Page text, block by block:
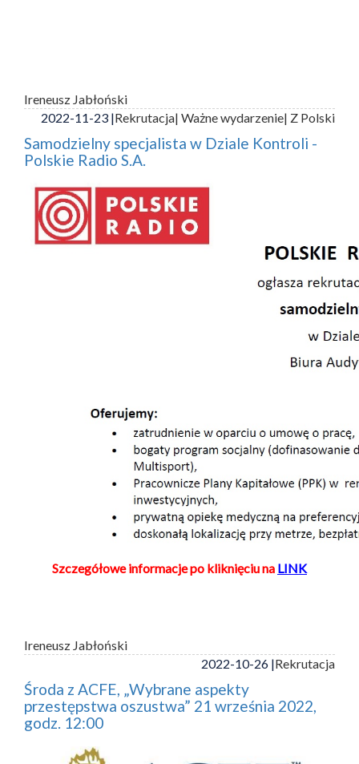
Ireneusz Jabłoński
2022-11-23 |Rekrutacja| Ważne wydarzenie| Z Polski
Samodzielny specjalista w Dziale Kontroli -
Polskie Radio S.A.
Szczegółowe informacje po kliknięciu na LINK
Ireneusz Jabłoński
2022-10-26 |Rekrutacja
Środa z ACFE, „Wybrane aspekty
przestępstwa oszustwa” 21 września 2022,
godz. 12:00